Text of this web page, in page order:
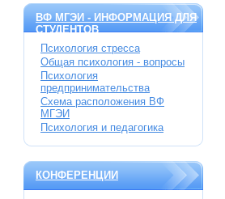
ВФ МГЭИ - ИНФОРМАЦИЯ ДЛЯ
СТУДЕНТОВ
Психология стресса
Общая психология - вопросы
Психология
предпринимательства
Схема расположения ВФ
МГЭИ
Психология и педагогика
КОНФЕРЕНЦИИ